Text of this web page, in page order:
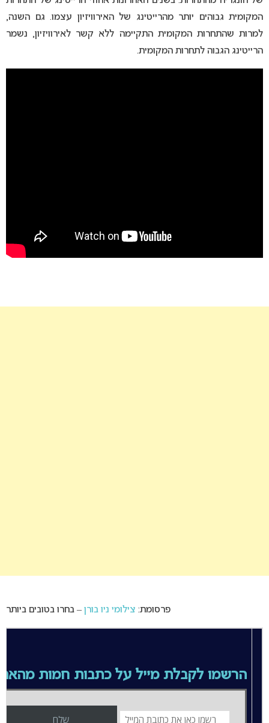
המקומית גבוהים יותר מהרייטינג של האירוויזיון עצמו. גם השנה,
למרות שהתחרות המקומית התקיימה ללא קשר לאירוויזיון, נשמר
הרייטינג הגבוה לתחרות המקומית.
פרסומת: צילומי ניו בורן – בחרו בטובים ביותר
הרשמו לקבלת מייל על כתבות חמות